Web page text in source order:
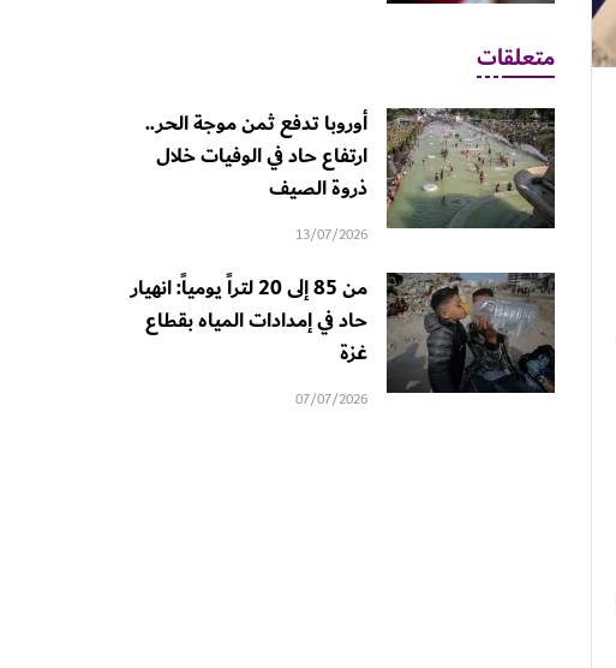
متعلقات
أوروبا تدفع ثمن موجة الحر..
ارتفاع حاد في الوفيات خلال
ذروة الصيف
13/07/2026
من 85 إلى 20 لتراً يومياً: انهيار
حاد في إمدادات المياه بقطاع
غزة
07/07/2026